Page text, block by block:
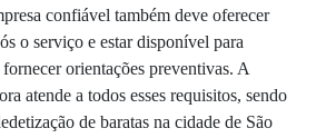
confiável também deve oferecer
o serviço e estar disponível para
orientações preventivas. A
atende a todos esses requisitos, sendo
de baratas na cidade de São